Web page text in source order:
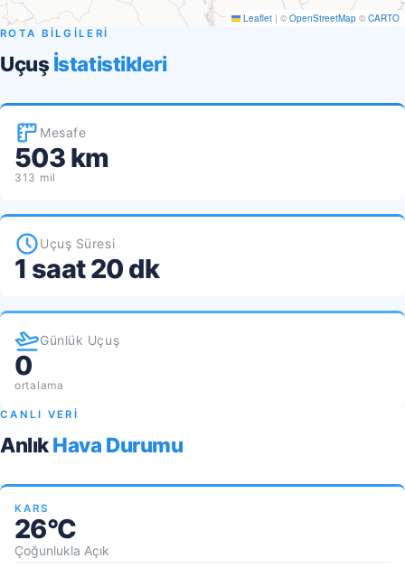
Leaflet | © OpenStreetMap © CARTO
ROTA BİLGİLERİ
Uçuş İstatistikleri
Mesafe
503 km
313 mil
Uçuş Süresi
1 saat 20 dk
Günlük Uçuş
0
ortalama
CANLI VERİ
AnlıkHava Durumu
KARS
26°C
Çoğunlukla Açık